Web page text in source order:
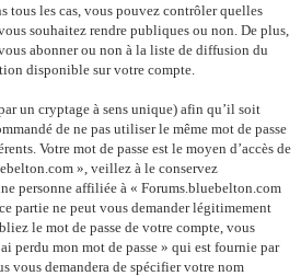
tous les cas, vous pouvez contrôler quelles
souhaitez rendre publiques ou non. De plus,
abonner ou non à la liste de diffusion du
disponible sur votre compte.
un cryptage à sens unique) afin qu’il soit
de ne pas utiliser le même mot de passe
Votre mot de passe est le moyen d’accès de
», veillez à le conservez
personne affiliée à « Forums.bluebelton.com
partie ne peut vous demander légitimement
le mot de passe de votre compte, vous
perdu mon mot de passe » qui est fournie par
vous demandera de spécifier votre nom